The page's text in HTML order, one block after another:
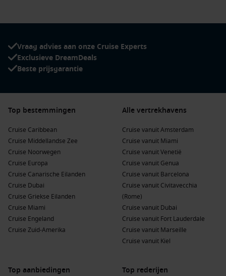
Honolulu,Hawaii,Verenigde Staten: Deze tropische
geschiedenis, samen met prachtige stranden en het
beroemde Diamond Head.
Kahului,Hawaii,Verenigde Staten
uitzicht en activiteiten zoals snorkelen en hiken.
Nawiliwili,Hawaii Verenigde Staten: De haven van Kauai
adembenemende watervallen. Bezoek het prachtige
Waimea Canyon.
San Francisco
Verenigde Staten
Golden Gate Bridge en Alcatraz Island, biedt San Francisco
een mix van iconische bezienswaardigheden, cultuur en
gastronomie.
Populaire regio’s rondom Ensenada
Een cruise naar Ensenada biedt je de kans om enkele van de
meest adembenemende regio’s te verkennen:
Mexicaanse Riviera
: Deze kustlijn biedt prachtige
Vraag advies aan onze Cruise Experts
Exclusieve DreamDeals
Beste prijsgarantie
Top bestemmingen
Cruise Caribbean
Cruise Middellandse Zee
Cruise Noorwegen
Cruise Europa
Cruise Canarische Eilanden
Cruise Dubai
Cruise Griekse Eilanden
Cruise Miami
Cruise Engeland
Cruise Zuid-Amerika
Alle vertrekhavens
Cruise vanuit Amsterdam
Cruise vanuit Miami
Cruise vanuit Venetië
Cruise vanuit Genua
Cruise vanuit Barcelona
Cruise vanuit Civitavecchia
(Rome)
Cruise vanuit Dubai
Cruise vanuit Fort Lauderdale
Cruise vanuit Marseille
Cruise vanuit Kiel
Top aanbiedingen Top rederijen